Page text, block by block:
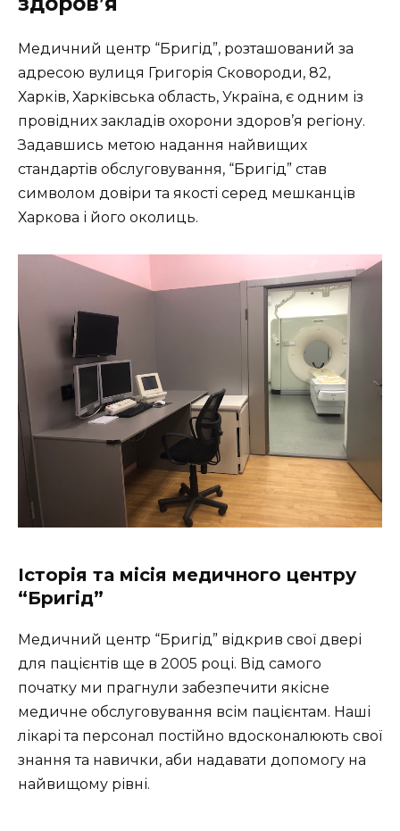
Медичний центр “Бригід”, розташований за
адресою вулиця Григорія Сковороди, 82,
Харків, Харківська область, Україна, є одним із
провідних закладів охорони здоров’я регіону.
Задавшись метою надання найвищих
стандартів обслуговування, “Бригід” став
символом довіри та якості серед мешканців
Харкова і його околиць.
Історія та місія медичного центру
“Бригід”
Медичний центр “Бригід” відкрив свої двері
для пацієнтів ще в 2005 році. Від самого
початку ми прагнули забезпечити якісне
медичне обслуговування всім пацієнтам. Наші
лікарі та персонал постійно вдосконалюють свої
знання та навички, аби надавати допомогу на
найвищому рівні.